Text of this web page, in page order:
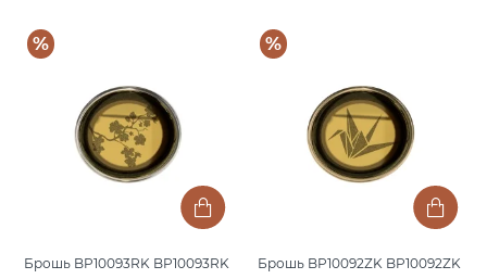
%
Брошь BP10093RK BP10093RK
%
Брошь BP10092ZK BP10092ZK